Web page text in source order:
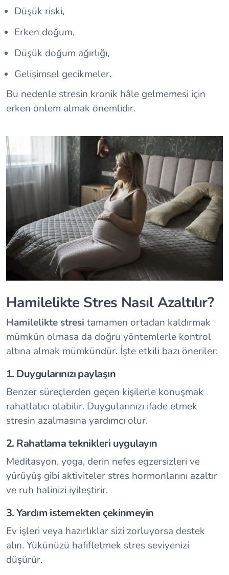
Düşük riski,
Erken doğum,
Düşük doğum ağırlığı,
Gelişimsel gecikmeler.
Bu nedenle stresin kronik hâle gelmemesi için
erken önlem almak önemlidir.
Hamilelikte Stres Nasıl Azaltılır?
Hamilelikte stresi tamamen ortadan kaldırmak
mümkün olmasa da doğru yöntemlerle kontrol
altına almak mümkündür. İşte etkili bazı öneriler:
1. Duygularınızı paylaşın
Benzer süreçlerden geçen kişilerle konuşmak
rahatlatıcı olabilir. Duygularınızı ifade etmek
stresin azalmasına yardımcı olur.
2. Rahatlama teknikleri uygulayın
Meditasyon, yoga, derin nefes egzersizleri ve
yürüyüş gibi aktiviteler stres hormonlarını azaltır
ve ruh halinizi iyileştirir.
3. Yardım istemekten çekinmeyin
Ev işleri veya hazırlıklar sizi zorluyorsa destek
alın. Yükünüzü hafifletmek stres seviyenizi
düşürür.